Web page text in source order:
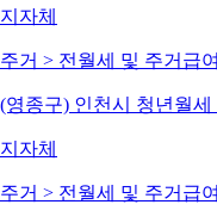
지자체
주거 > 전월세 및 주거급
(영종구) 인천시 청년월세
지자체
주거 > 전월세 및 주거급